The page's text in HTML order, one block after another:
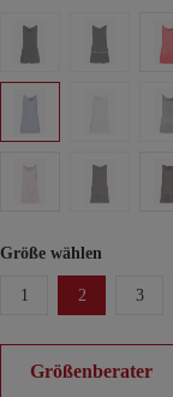
Größe wählen
1 2 3
Größenberater